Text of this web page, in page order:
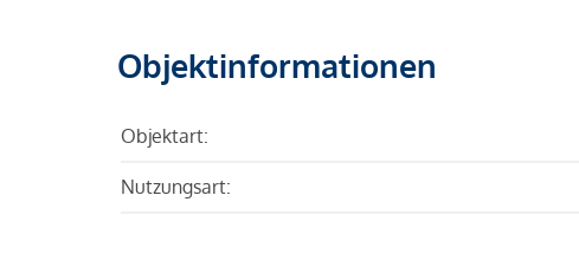
Objektinformationen
Objektart:
Nutzungsart: